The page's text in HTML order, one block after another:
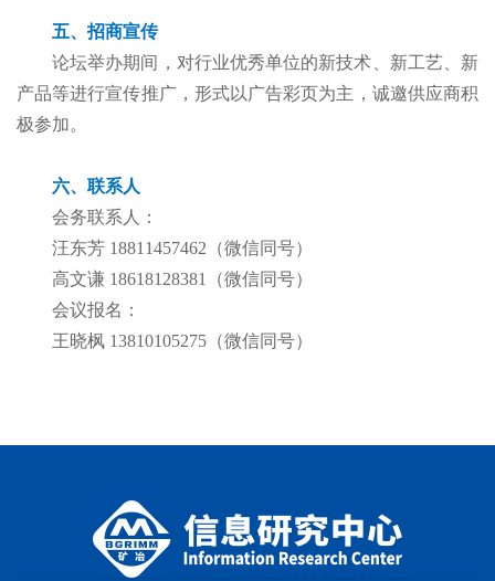
五、招商宣传
论坛举办期间，对行业优秀单位的新技术、新工艺、新
产品等进行宣传推广，形式以广告彩页为主，诚邀供应商积
极参加。
六、联系人
会务联系人：
汪东芳 18811457462（微信同号）
高文谦 18618128381（微信同号）
会议报名：
王晓枫 13810105275（微信同号）